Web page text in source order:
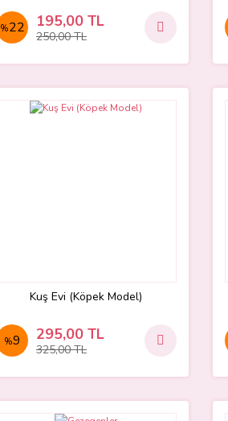
%22 195,00 TL
250,00 TL
Kuş Evi (Köpek Model)
%9 295,00 TL
325,00 TL